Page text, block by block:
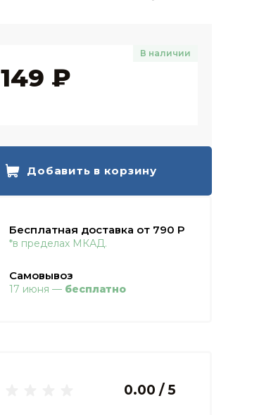
В наличии
149 ₽
Добавить в корзину
Бесплатная доставка от 790 Р
*в пределах МКАД.
Самовывоз
17 июня — бесплатно
0.00 / 5